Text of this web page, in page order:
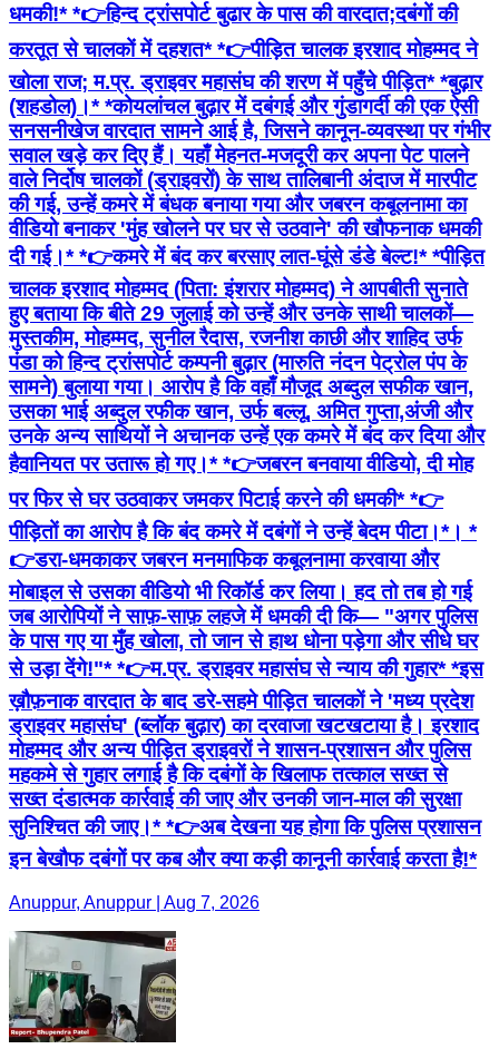
धमकी!* *👉हिन्द ट्रांसपोर्ट बुढार के पास की वारदात;दबंगों की
करतूत से चालकों में दहशत* *👉पीड़ित चालक इरशाद मोहम्मद ने
खोला राज; म.प्र. ड्राइवर महासंघ की शरण में पहुँचे पीड़ित* *बुढ़ार
(शहडोल)।* *कोयलांचल बुढ़ार में दबंगई और गुंडागर्दी की एक ऐसी
सनसनीखेज वारदात सामने आई है, जिसने कानून-व्यवस्था पर गंभीर
सवाल खड़े कर दिए हैं। यहाँ मेहनत-मजदूरी कर अपना पेट पालने
वाले निर्दोष चालकों (ड्राइवरों) के साथ तालिबानी अंदाज में मारपीट
की गई, उन्हें कमरे में बंधक बनाया गया और जबरन कबूलनामा का
वीडियो बनाकर 'मुंह खोलने पर घर से उठवाने' की खौफनाक धमकी
दी गई।* *👉कमरे में बंद कर बरसाए लात-घूंसे डंडे बेल्ट!* *पीड़ित
चालक इरशाद मोहम्मद (पिता: इंशरार मोहम्मद) ने आपबीती सुनाते
हुए बताया कि बीते 29 जुलाई को उन्हें और उनके साथी चालकों—
मुस्तकीम, मोहम्मद, सुनील रैदास, रजनीश काछी और शाहिद उर्फ
पंडा को हिन्द ट्रांसपोर्ट कम्पनी बुढ़ार (मारुति नंदन पेट्रोल पंप के
सामने) बुलाया गया। आरोप है कि वहाँ मौजूद अब्दुल सफीक खान,
उसका भाई अब्दुल रफीक खान, उर्फ बल्लू, अमित गुप्ता,अंजी और
उनके अन्य साथियों ने अचानक उन्हें एक कमरे में बंद कर दिया और
हैवानियत पर उतारू हो गए।* *👉जबरन बनवाया वीडियो, दी मोह
पर फिर से घर उठवाकर जमकर पिटाई करने की धमकी* *👉
पीड़ितों का आरोप है कि बंद कमरे में दबंगों ने उन्हें बेदम पीटा।*। *
👉डरा-धमकाकर जबरन मनमाफिक कबूलनामा करवाया और
मोबाइल से उसका वीडियो भी रिकॉर्ड कर लिया। हद तो तब हो गई
जब आरोपियों ने साफ़-साफ़ लहजे में धमकी दी कि— "अगर पुलिस
के पास गए या मुँह खोला, तो जान से हाथ धोना पड़ेगा और सीधे घर
से उड़ा देंगे!"* *👉म.प्र. ड्राइवर महासंघ से न्याय की गुहार* *इस
ख़ौफ़नाक वारदात के बाद डरे-सहमे पीड़ित चालकों ने 'मध्य प्रदेश
ड्राइवर महासंघ' (ब्लॉक बुढ़ार) का दरवाजा खटखटाया है। इरशाद
मोहम्मद और अन्य पीड़ित ड्राइवरों ने शासन-प्रशासन और पुलिस
महकमे से गुहार लगाई है कि दबंगों के खिलाफ तत्काल सख्त से
सख्त दंडात्मक कार्रवाई की जाए और उनकी जान-माल की सुरक्षा
सुनिश्चित की जाए।* *👉अब देखना यह होगा कि पुलिस प्रशासन
इन बेखौफ दबंगों पर कब और क्या कड़ी कानूनी कार्रवाई करता है!*
Anuppur, Anuppur | Aug 7, 2026